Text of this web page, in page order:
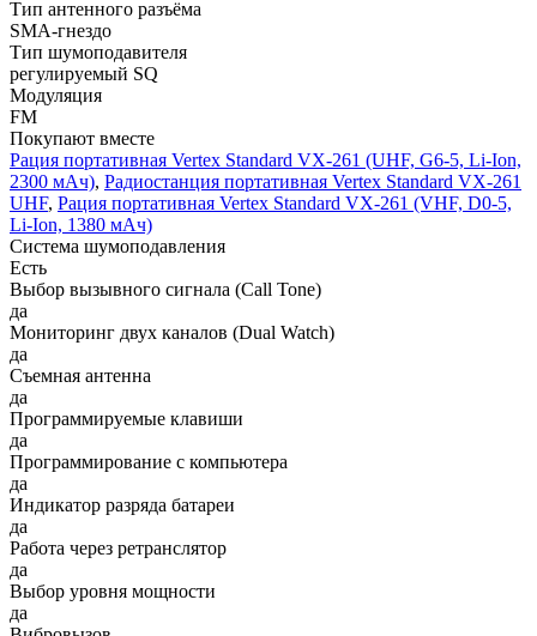
Тип антенного разъёма
SMA-гнездо
Тип шумоподавителя
регулируемый SQ
Модуляция
FM
Покупают вместе
Рация портативная Vertex Standard VX-261 (UHF, G6-5, Li-Ion,
2300 мАч), Радиостанция портативная Vertex Standard VX-261
UHF, Рация портативная Vertex Standard VX-261 (VHF, D0-5,
Li-Ion, 1380 мАч)
Система шумоподавления
Есть
Выбор вызывного сигнала (Call Tone)
да
Мониторинг двух каналов (Dual Watch)
да
Съемная антенна
да
Программируемые клавиши
да
Программирование с компьютера
да
Индикатор разряда батареи
да
Работа через ретранслятор
да
Выбор уровня мощности
да